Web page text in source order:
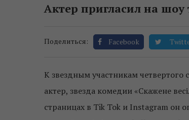
Актер пригласил на
Поделиться: Facebook
К звездным участникам четвертого
актер, звезда комедии «Скажене
страницах в Tik Tok и Instagram он